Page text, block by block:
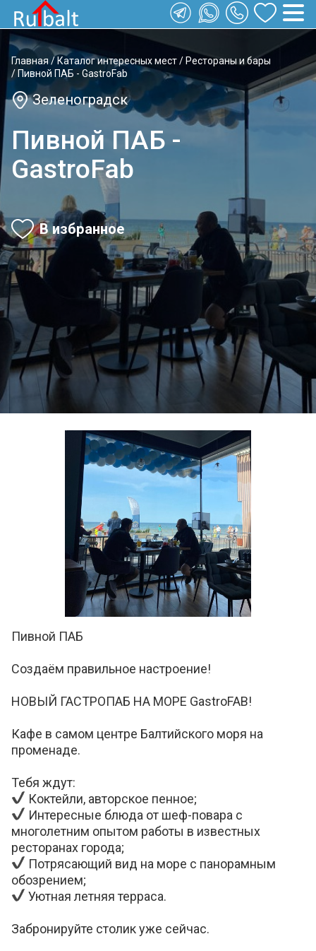
Главная / Каталог интересных мест/ Рестораны и бары
/ Пивной ПАБ - GastroFab
Зеленоградск
Пивной ПАБ -
GastroFab
В избранное
Пивной ПАБ
Создаём правильное настроение!
НОВЫЙ ГАСТРОПАБ НА МОРЕ GastroFAB!
Кафе в самом центре Балтийского моря на
променаде.
Тебя ждут:
Коктейли, авторское пенное;
Интересные блюда от шеф-повара с
многолетним опытом работы в известных
ресторанах города;
Потрясающий вид на море с панорамным
обозрением;
Уютная летняя терраса.
Забронируйте столик уже сейчас.